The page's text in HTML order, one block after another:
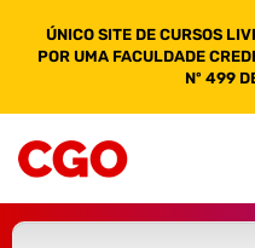
ÚNICO SITE DE CURSOS
POR UMA FACULDADE
Nº 499